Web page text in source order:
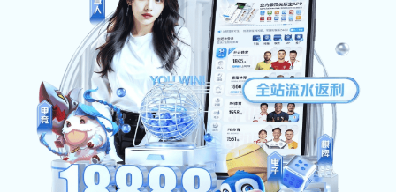
应用方案
电源领域 通信领域 家电领域
电力系统 工业控制 新能源领域
新能源汽车领域